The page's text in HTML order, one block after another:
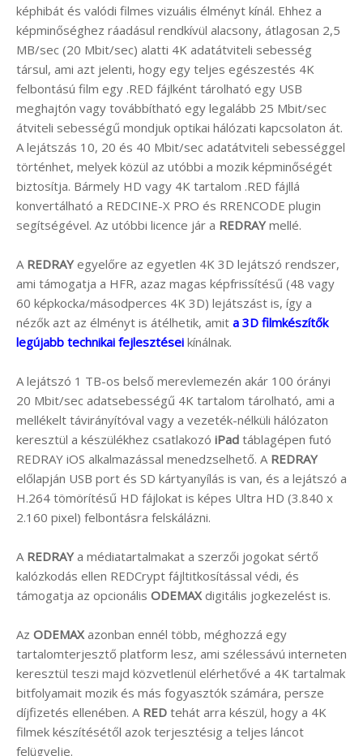
képhibát és valódi filmes vizuális élményt kínál. Ehhez a
képminőséghez ráadásul rendkívül alacsony, átlagosan 2,5
MB/sec (20 Mbit/sec) alatti 4K adatátviteli sebesség
társul, ami azt jelenti, hogy egy teljes egészestés 4K
felbontású film egy .RED fájlként tárolható egy USB
meghajtón vagy továbbítható egy legalább 25 Mbit/sec
átviteli sebességű mondjuk optikai hálózati kapcsolaton át.
A lejátszás 10, 20 és 40 Mbit/sec adatátviteli sebességgel
történhet, melyek közül az utóbbi a mozik képminőségét
biztosítja. Bármely HD vagy 4K tartalom .RED fájllá
konvertálható a REDCINE-X PRO és RRENCODE plugin
segítségével. Az utóbbi licence jár a REDRAYmellé.
A REDRAYegyelőre az egyetlen 4K 3D lejátszó rendszer,
ami támogatja a HFR, azaz magas képfrissítésű (48 vagy
60 képkocka/másodperces 4K 3D) lejátszást is, így a
nézők azt az élményt is átélhetik, amit a 3D filmkészítők
legújabb technikai fejlesztései kínálnak.
A lejátszó 1 TB-os belső merevlemezén akár 100 órányi
20 Mbit/sec adatsebességű 4K tartalom tárolható, ami a
mellékelt távirányítóval vagy a vezeték-nélküli hálózaton
keresztül a készülékhez csatlakozó iPad táblagépen futó
REDRAY iOS alkalmazással menedzselhető. A REDRAY
előlapján USB port és SD kártyanyílás is van, és a lejátszó a
H.264 tömörítésű HD fájlokat is képes Ultra HD (3.840 x
2.160 pixel) felbontásra felskálázni.
A REDRAYa médiatartalmakat a szerzői jogokat sértő
kalózkodás ellen REDCrypt fájltitkosítással védi, és
támogatja az opcionális ODEMAX digitális jogkezelést is.
Az ODEMAX azonban ennél több, méghozzá egy
tartalomterjesztő platform lesz, ami szélessávú interneten
keresztül teszi majd közvetlenül elérhetővé a 4K tartalmak
bitfolyamait mozik és más fogyasztók számára, persze
díjfizetés ellenében. A RED tehát arra készül, hogy a 4K
filmek készítésétől azok terjesztésig a teljes láncot
felügyelje.